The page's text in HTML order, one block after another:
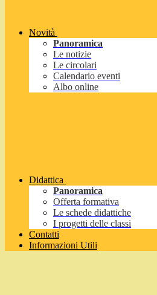
Novità
Panoramica
Le notizie
Le circolari
Calendario eventi
Albo online
Didattica
Panoramica
Offerta formativa
Le schede didattiche
I progetti delle classi
Contatti
Informazioni Utili